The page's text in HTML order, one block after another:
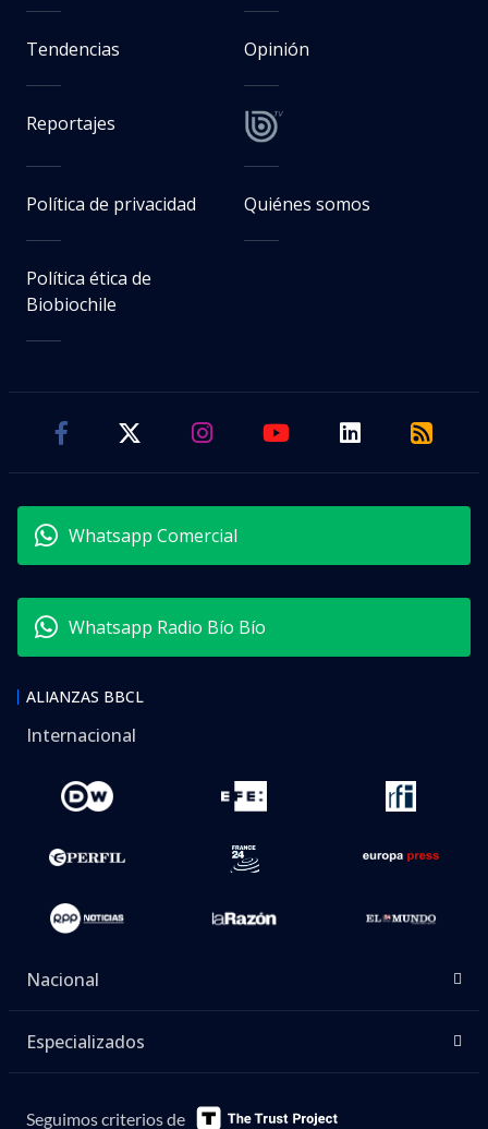
Tendencias Opinión
Reportajes
Política de privacidad Quiénes somos
Política ética de
Biobiochile
Whatsapp Comercial
Whatsapp Radio Bío Bío
ALIANZAS BBCL
Internacional
Nacional
Especializados
Seguimos criterios de